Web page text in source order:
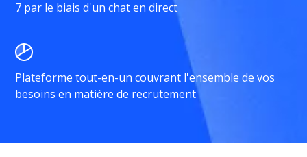
7 par le biais d'un chat en direct
Plateforme tout-en-un couvrant l'ensemble de vos
besoins en matière de recrutement